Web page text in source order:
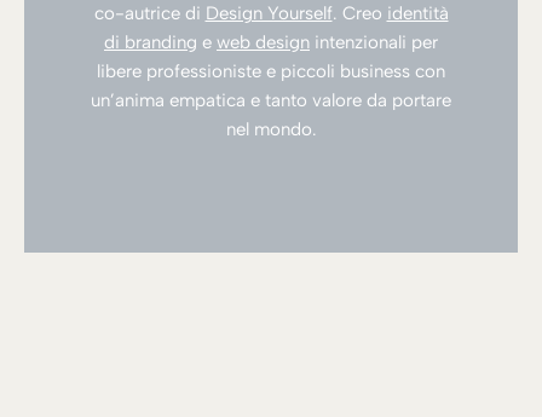
co-autrice di Design Yourself. Creo identità
di branding e web design intenzionali per
libere professioniste e piccoli business con
un’anima empatica e tanto valore da portare
nel mondo.